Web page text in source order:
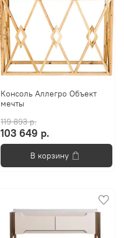
Консоль Аллегро Объект
мечты
119 893 р.
103 649 р.
В корзину